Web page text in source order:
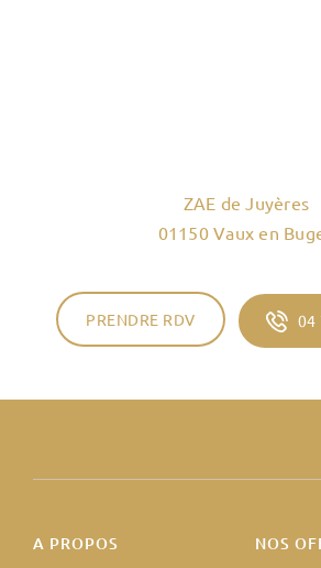
ZAE de Juyères
01150 Vaux en
PRENDRE RDV 04
A PROPOS NOS